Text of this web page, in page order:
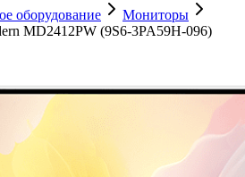
оборудование
Мониторы
MD2412PW (9S6-3PA59H-096)